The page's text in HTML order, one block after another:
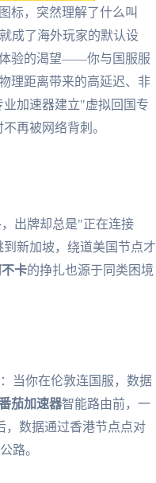
标，突然理解了什么叫
成了海外玩家的默认设
验的渴望——你与国服服
理距离带来的高延迟、非
加速器建立"虚拟回国专
再被网络背刺。
出牌却总是"正在连接
新加坡，绕道美国节点才
卡的挣扎也源于同类困境
当你在伦敦连国服，数据
茄加速器智能路由前，一
，数据通过香港节点点对
路。